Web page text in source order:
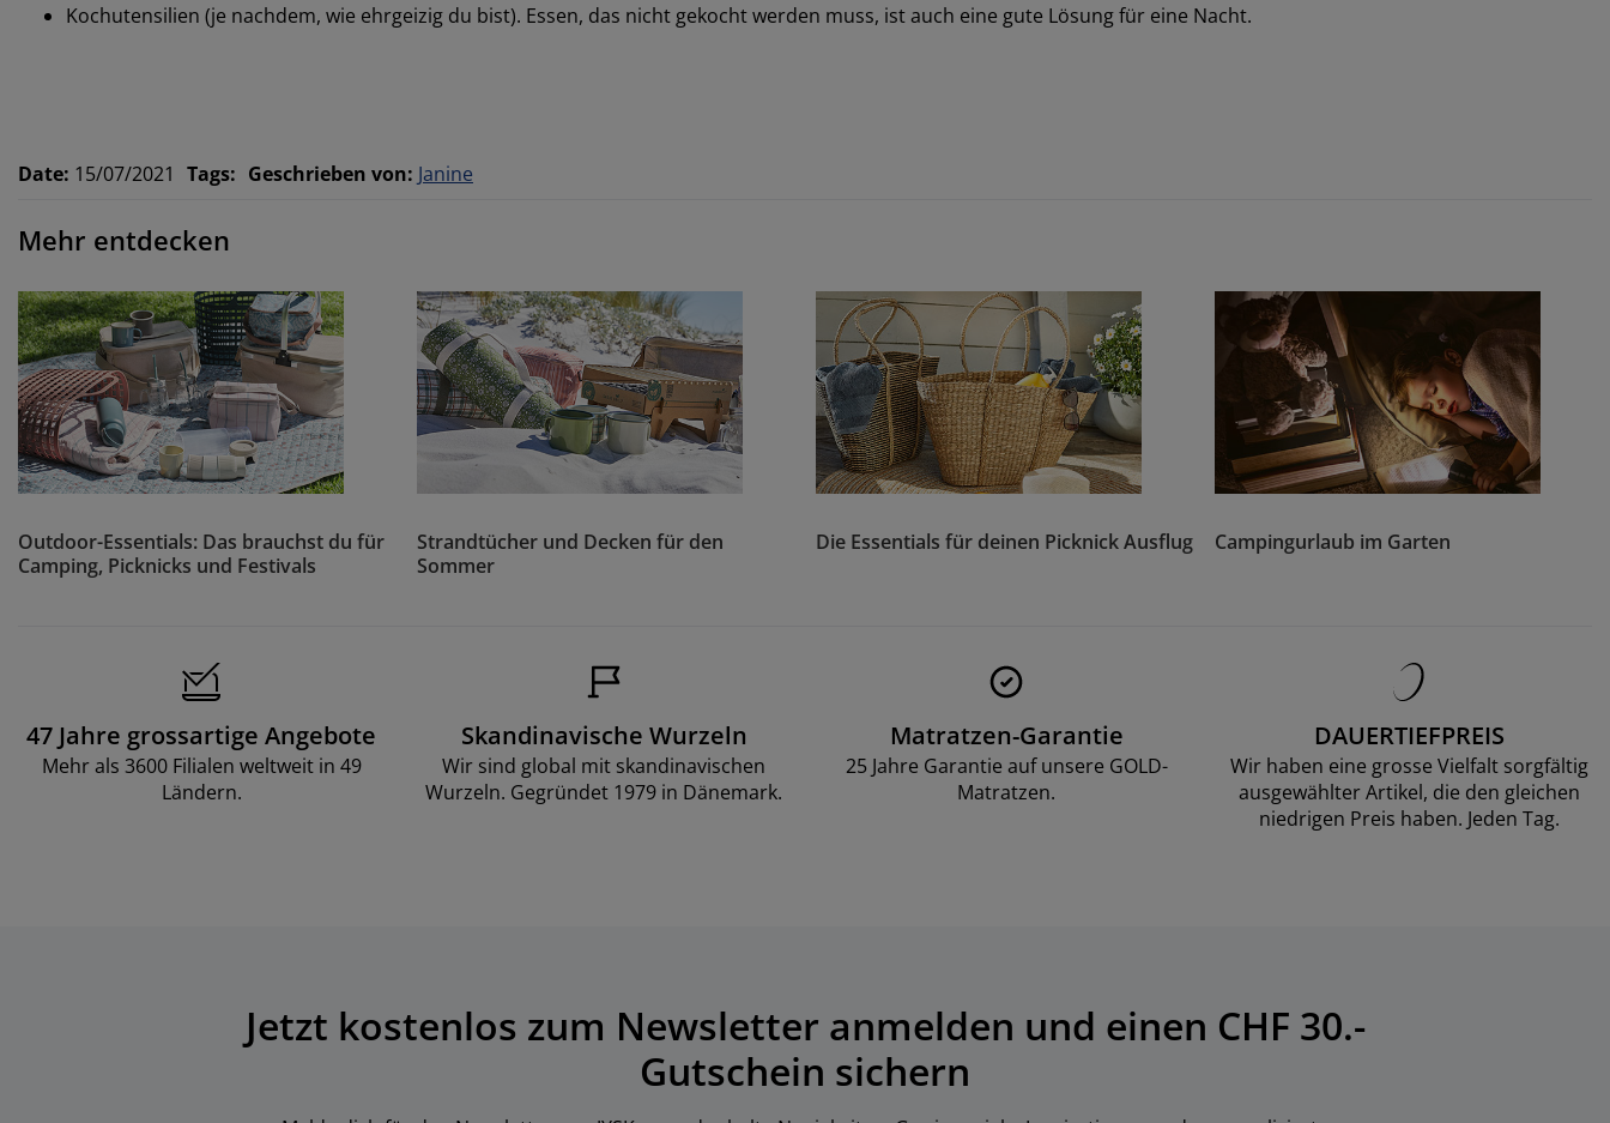
Kochutensilien (je nachdem, wie ehrgeizig du bist). Essen, das nicht gekocht werden muss, ist auch eine gute Lösung für eine Nacht.
Date: 15/07/2021 Tags: Geschrieben von: Janine
Mehr entdecken
Outdoor-Essentials: Das brauchst du für
Camping, Picknicks und Festivals
Strandtücher und Decken für den
Sommer
Die Essentials für deinen Picknick Ausflug Campingurlaub im Garten
47 Jahre grossartige Angebote
Mehr als 3600 Filialen weltweit in 49
Ländern.
Skandinavische Wurzeln
Wir sind global mit skandinavischen
Wurzeln. Gegründet 1979 in Dänemark.
Matratzen-Garantie
25 Jahre Garantie auf unsere GOLD-
Matratzen.
DAUERTIEFPREIS
Wir haben eine grosse Vielfalt sorgfältig
ausgewählter Artikel, die den gleichen
niedrigen Preis haben. Jeden Tag.
Jetzt kostenlos zum Newsletter anmelden und einen CHF 30.-
Gutschein sichern